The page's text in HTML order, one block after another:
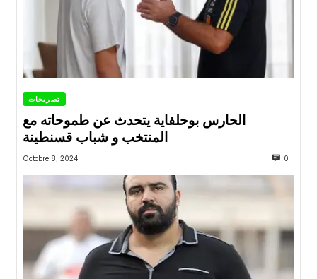
تصريحات
الحارس بوحلفاية يتحدث عن طموحاته مع
المنتخب و شباب قسنطينة
Octobre 8, 2024 0